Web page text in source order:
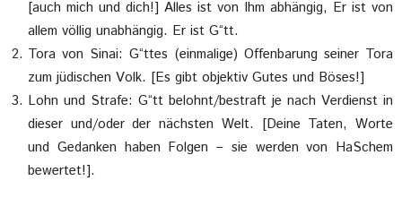
[auch mich und dich!] Alles ist von Ihm abhängig, Er ist von
allem völlig unabhängig. Er ist G“tt.
Tora von Sinai: G“ttes (einmalige) Offenbarung seiner Tora
zum jüdischen Volk. [Es gibt objektiv Gutes und Böses!]
Lohn und Strafe: G“tt belohnt/bestraft je nach Verdienst in
dieser und/oder der nächsten Welt. [Deine Taten, Worte
und Gedanken haben Folgen – sie werden von HaSchem
bewertet!].